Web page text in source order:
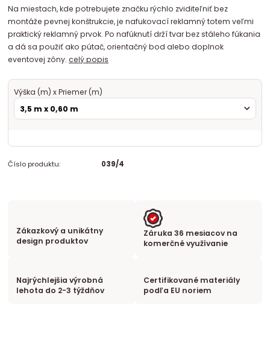
Na miestach, kde potrebujete značku rýchlo zviditeľniť bez
montáže pevnej konštrukcie, je nafukovací reklamný totem veľmi
praktický reklamný prvok. Po nafúknutí drží tvar bez stáleho fúkania
a dá sa použiť ako pútač, orientačný bod alebo doplnok
eventovej zóny.celý popis
Výška (m) x Priemer (m)
Číslo produktu: 039/4
Zákazkový a unikátny
design produktov
Záruka 36 mesiacov na
komerčné využívanie
Najrýchlejšia výrobná
lehota do 2-3 týždňov
Certifikované materiály
podľa EU noriem